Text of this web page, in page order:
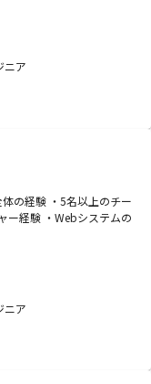
ニア
の経験 ・5名以上のチー
ー経験 ・Webシステムの
ニア